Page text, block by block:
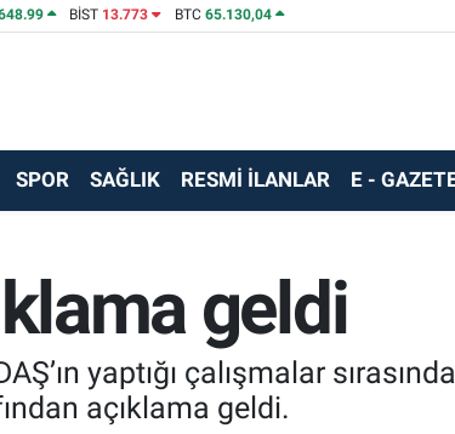
BİST 13.773 BTC 65.130,04
SPOR SAĞLIK RESMİ İLANLAR E -
geldi
yaptığı çalışmalar
açıklama geldi.